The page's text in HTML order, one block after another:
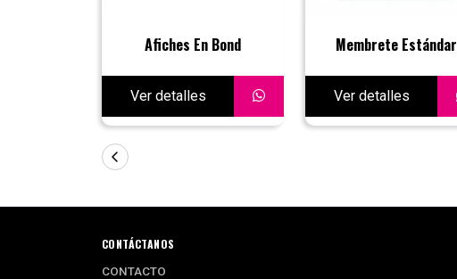
Afiches En Bond
Ver detalles
Membrete Estándar
Ver detalles
CONTÁCTANOS
CONTACTO